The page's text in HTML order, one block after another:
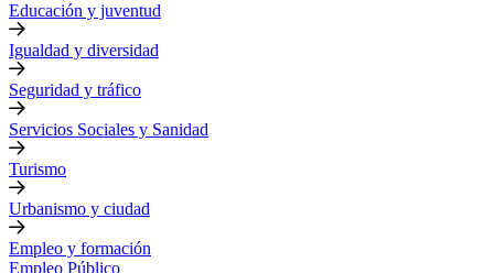
Educación y juventud
Igualdad y diversidad
Seguridad y tráfico
Servicios Sociales y Sanidad
Turismo
Urbanismo y ciudad
Empleo y formación
Empleo Público